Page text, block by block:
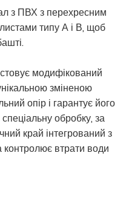
з ПВХ з перехресним
типу А і В, щоб
модифікований
зміненою
опір і гарантує його
обробку, за
край інтегрований з
контролює втрати води